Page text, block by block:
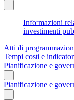
Informazioni
investimenti
Atti di
Tempi costi e
Pianificazione e
Pianificazione e